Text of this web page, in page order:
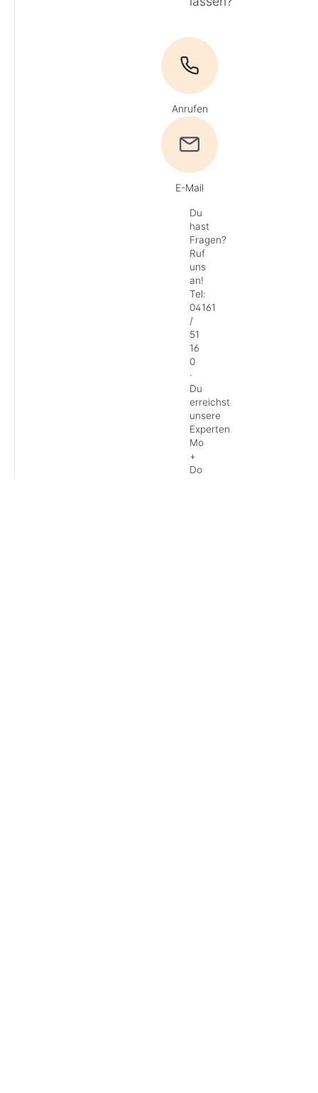
Anrufen
E-Mail
Du
hast
Fragen?
Ruf
uns
an!
Tel:
04161
/
51
16
0
·
Du
erreichst
unsere
Experten
Mo
+
Do